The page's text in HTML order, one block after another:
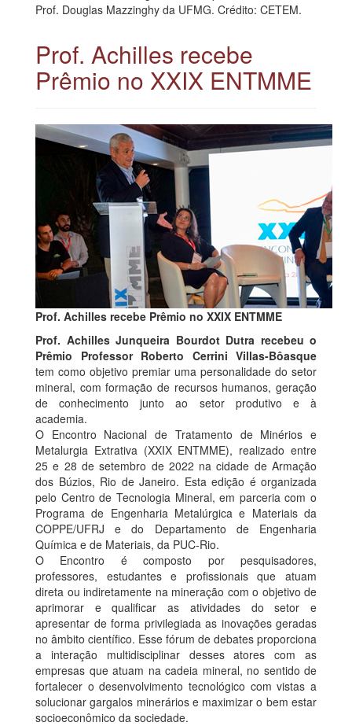
Prof. Douglas Mazzinghy da UFMG. Crédito: CETEM.
Prof. Achilles recebe
Prêmio no XXIX ENTMME
Prof. Achilles recebe Prêmio no XXIX ENTMME
Prof. Achilles Junqueira Bourdot Dutra recebeu o
Prêmio Professor Roberto Cerrini Villas-Bôasque
tem como objetivo premiar uma personalidade do setor
mineral, com formação de recursos humanos, geração
de conhecimento junto ao setor produtivo e à
academia.
O Encontro Nacional de Tratamento de Minérios e
Metalurgia Extrativa (XXIX ENTMME), realizado entre
25 e 28 de setembro de 2022 na cidade de Armação
dos Búzios, Rio de Janeiro. Esta edição é organizada
pelo Centro de Tecnologia Mineral, em parceria com o
Programa de Engenharia Metalúrgica e Materiais da
COPPE/UFRJ e do Departamento de Engenharia
Química e de Materiais, da PUC-Rio.
O Encontro é composto por pesquisadores,
professores, estudantes e profissionais que atuam
direta ou indiretamente na mineração com o objetivo de
aprimorar e qualificar as atividades do setor e
apresentar de forma privilegiada as inovações geradas
no âmbito científico. Esse fórum de debates proporciona
a interação multidisciplinar desses atores com as
empresas que atuam na cadeia mineral, no sentido de
fortalecer o desenvolvimento tecnológico com vistas a
solucionar gargalos minerários e maximizar o bem estar
socioeconômico da sociedade.